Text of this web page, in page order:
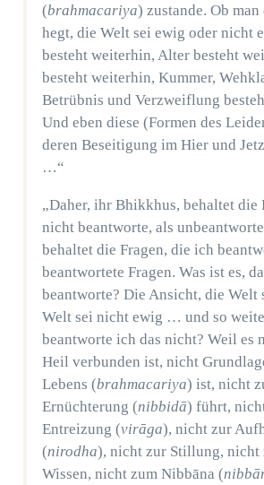
(brahmacariya) zustande. Ob
hegt, die Welt sei ewig oder nicht
besteht weiterhin, Alter besteht
besteht weiterhin, Kummer,
Betrübnis und Verzweiflung
Und eben diese (Formen des
deren Beseitigung im Hier und
…“
„Daher, ihr Bhikkhus, behaltet die
nicht beantworte, als
behaltet die Fragen, die ich
beantwortete Fragen. Was ist es,
beantworte? Die Ansicht, die Welt
Welt sei nicht ewig … und so
beantworte ich das nicht? Weil es
Heil verbunden ist, nicht
Lebens (brahmacariya) ist, nicht
Ernüchterung (nibbidā) führt,
Entreizung (virāga), nicht zur
(nirodha), nicht zur Stillung, nicht
Wissen, nicht zum Nibbāna (